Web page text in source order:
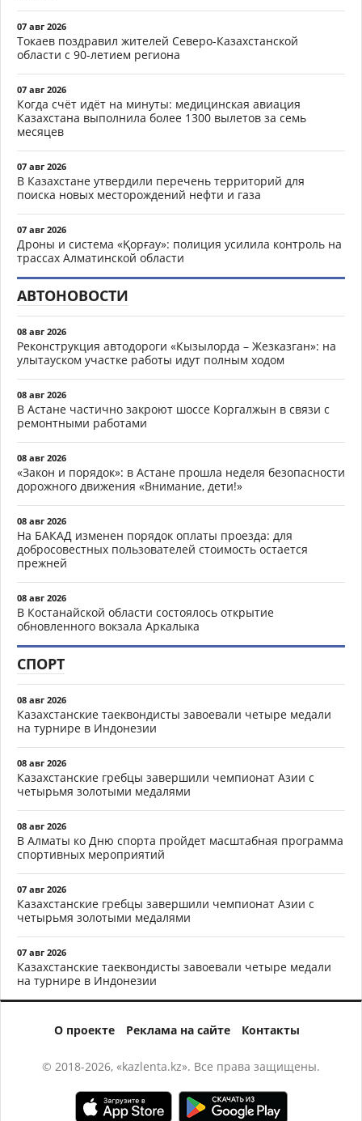
07 авг 2026
Токаев поздравил жителей Северо-Казахстанской
области с 90-летием региона
07 авг 2026
Когда счёт идёт на минуты: медицинская авиация
Казахстана выполнила более 1300 вылетов за семь
месяцев
07 авг 2026
В Казахстане утвердили перечень территорий для
поиска новых месторождений нефти и газа
07 авг 2026
Дроны и система «Қорғау»: полиция усилила контроль на
трассах Алматинской области
АВТОНОВОСТИ
08 авг 2026
Реконструкция автодороги «Кызылорда – Жезказган»: на
улытауском участке работы идут полным ходом
08 авг 2026
В Астане частично закроют шоссе Коргалжын в связи с
ремонтными работами
08 авг 2026
«Закон и порядок»: в Астане прошла неделя безопасности
дорожного движения «Внимание, дети!»
08 авг 2026
На БАКАД изменен порядок оплаты проезда: для
добросовестных пользователей стоимость остается
прежней
08 авг 2026
В Костанайской области состоялось открытие
обновленного вокзала Аркалыка
СПОРТ
08 авг 2026
Казахстанские таеквондисты завоевали четыре медали
на турнире в Индонезии
08 авг 2026
Казахстанские гребцы завершили чемпионат Азии с
четырьмя золотыми медалями
08 авг 2026
В Алматы ко Дню спорта пройдет масштабная программа
спортивных мероприятий
07 авг 2026
Казахстанские гребцы завершили чемпионат Азии с
четырьмя золотыми медалями
07 авг 2026
Казахстанские таеквондисты завоевали четыре медали
на турнире в Индонезии
О проекте Реклама на сайте Контакты
© 2018-2026, «kazlenta.kz». Все права защищены.